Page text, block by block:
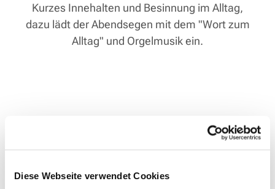
Diese Webseite verwendet Cookies
Kurzes Innehalten und Besinnung im Alltag,
dazu lädt der Abendsegen mit dem "Wort zum
Alltag" und Orgelmusik ein.